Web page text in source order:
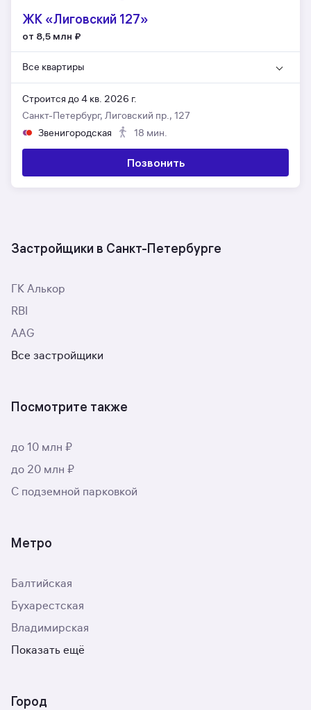
ЖК «Лиговский 127»
от 8,5 млн ₽
Все квартиры
Строится до 4 кв. 2026 г.
Санкт-Петербург, Лиговский пр., 127
Звенигородская
18 мин.
Позвонить
Застройщики в Санкт-Петербурге
ГК Алькор
RBI
AAG
Все застройщики
Посмотрите также
до 10 млн ₽
до 20 млн ₽
С подземной парковкой
Метро
Балтийская
Бухарестская
Владимирская
Показать ещё
Город